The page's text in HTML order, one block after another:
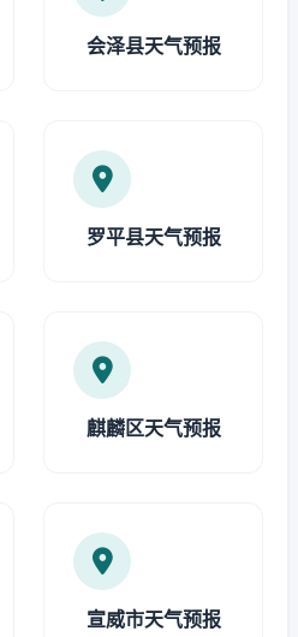
会泽县天气预报
罗平县天气预报
麒麟区天气预报
宣威市天气预报